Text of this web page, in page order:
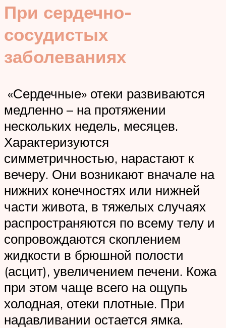
При сердечно-
сосудистых
заболеваниях
«Сердечные» отеки развиваются
медленно – на протяжении
нескольких недель, месяцев.
Характеризуются
симметричностью, нарастают к
вечеру. Они возникают вначале на
нижних конечностях или нижней
части живота, в тяжелых случаях
распространяются по всему телу и
сопровождаются скоплением
жидкости в брюшной полости
(асцит), увеличением печени. Кожа
при этом чаще всего на ощупь
холодная, отеки плотные. При
надавливании остается ямка.